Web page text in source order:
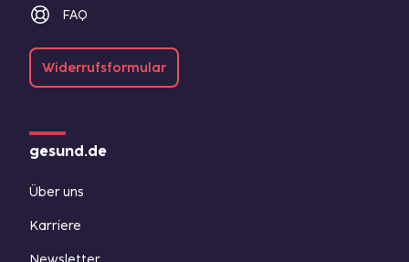
FAQ
Widerrufsformular
gesund.de
Über uns
Karriere